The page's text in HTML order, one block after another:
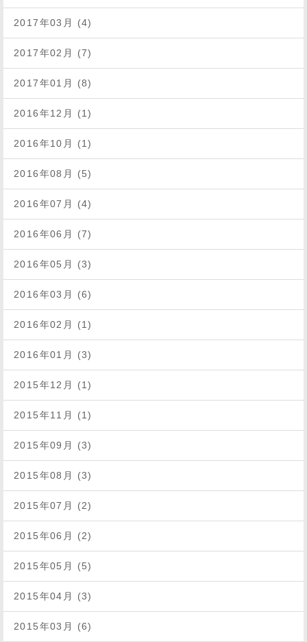
2017年03月 (4)
2017年02月 (7)
2017年01月 (8)
2016年12月 (1)
2016年10月 (1)
2016年08月 (5)
2016年07月 (4)
2016年06月 (7)
2016年05月 (3)
2016年03月 (6)
2016年02月 (1)
2016年01月 (3)
2015年12月 (1)
2015年11月 (1)
2015年09月 (3)
2015年08月 (3)
2015年07月 (2)
2015年06月 (2)
2015年05月 (5)
2015年04月 (3)
2015年03月 (6)